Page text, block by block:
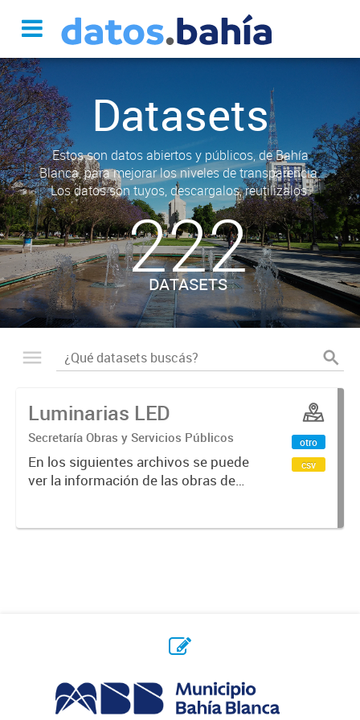
Datasets
Estos son datos abiertos y públicos, de Bahía
Blanca, para mejorar los niveles de transparencia.
Los datos son tuyos, descargalos, reutilizalos.
222
DATASETS
Luminarias LED
Secretaría Obras y Servicios Públicos
En los siguientes archivos se puede
ver la información de las obras de
años 2017 y 2023 .
otro
csv